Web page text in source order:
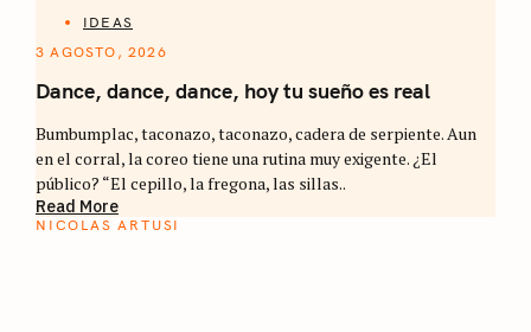
IDEAS
3 AGOSTO, 2026
Dance, dance, dance, hoy tu sueño es real
Bumbumplac, taconazo, taconazo, cadera de serpiente. Aun
en el corral, la coreo tiene una rutina muy exigente. ¿El
público? “El cepillo, la fregona, las sillas..
Read More
NICOLAS ARTUSI